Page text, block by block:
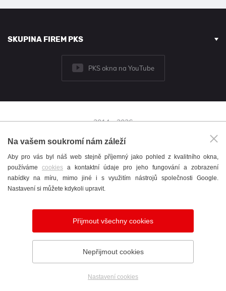
SKUPINA FIREM PKS
PKS okna na YouTube
2014 - 2026
Brněnská 126/38,
591 01 Žďár nad Sázavou
+420 566 697 301
okna@pks.cz
Vytvořil webProgress
Poptávka
Na vašem soukromí nám záleží
Aby pro vás byl náš web stejně příjemný jako pohled z kvalitního okna,
používáme cookies a kontaktní údaje pro jeho fungování a zobrazení
nabídky na míru, mimo jiné i s využitím nástrojů společnosti Google.
Nastavení si můžete kdykoli upravit.
Přijmout všechny cookies
Nepřijmout cookies
Nastavení cookies